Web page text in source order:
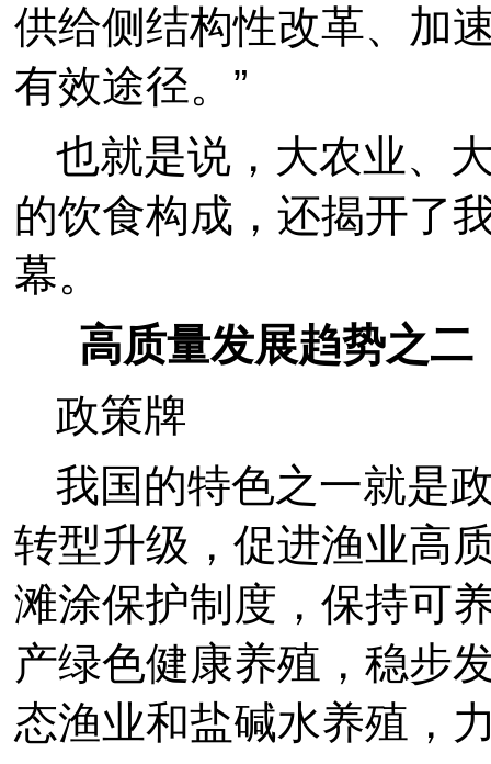
供给侧结构性改革、加
有效途径。”
也就是说，大农业、
的饮食构成，还揭开了
幕。
高质量发展趋势之二
政策牌
我国的特色之一就是
转型升级，促进渔业高
滩涂保护制度，保持可
产绿色健康养殖，稳步
态渔业和盐碱水养殖，